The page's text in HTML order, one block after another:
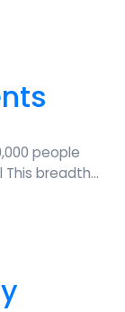
people
This breadth…